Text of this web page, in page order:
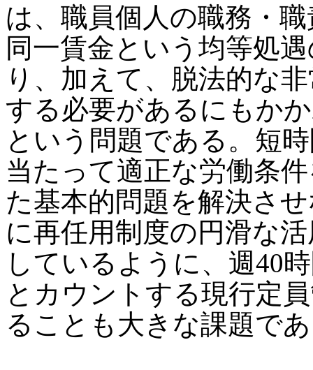
は、職員個人の職務・
同一賃金という均等処
り、加えて、脱法的な
する必要があるにもか
という問題である。短
当たって適正な労働条
た基本的問題を解決さ
に再任用制度の円滑な
しているように、週40
とカウントする現行定
ることも大きな課題で